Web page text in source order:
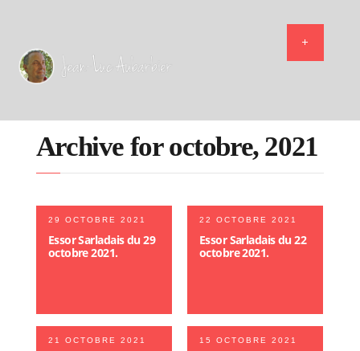
Archive for octobre, 2021
29 OCTOBRE 2021
Essor Sarladais du 29
octobre 2021.
22 OCTOBRE 2021
Essor Sarladais du 22
octobre 2021.
21 OCTOBRE 2021 15 OCTOBRE 2021